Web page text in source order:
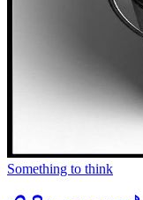
Something to think